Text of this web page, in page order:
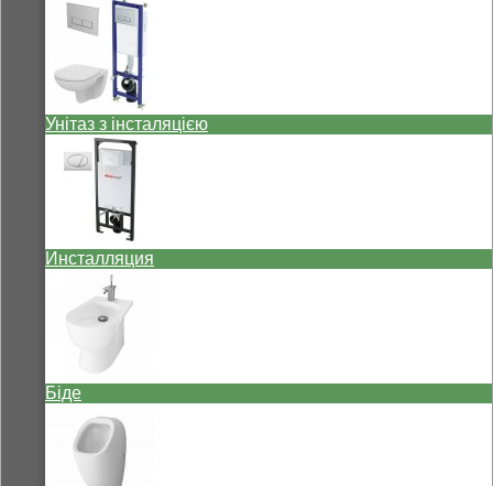
Унітаз з інсталяцією
Инсталляция
Біде